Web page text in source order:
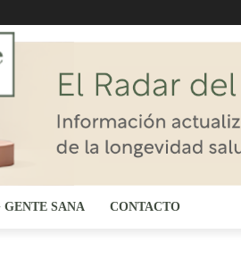
GENTE SANA CONTACTO